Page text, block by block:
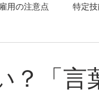
用の注意点 特定
ホテルにおける外国人雇用
？「言